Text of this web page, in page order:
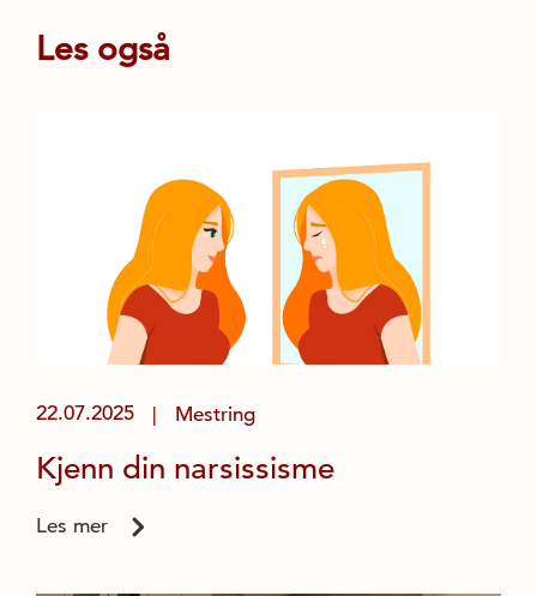
Les også
22.07.2025 Mestring
Kjenn din narsissisme
Les mer